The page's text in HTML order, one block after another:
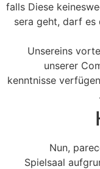
falls Diese
sera geht, darf
Unsereins
unserer
kenntnisse
Nun,
Spielsaal